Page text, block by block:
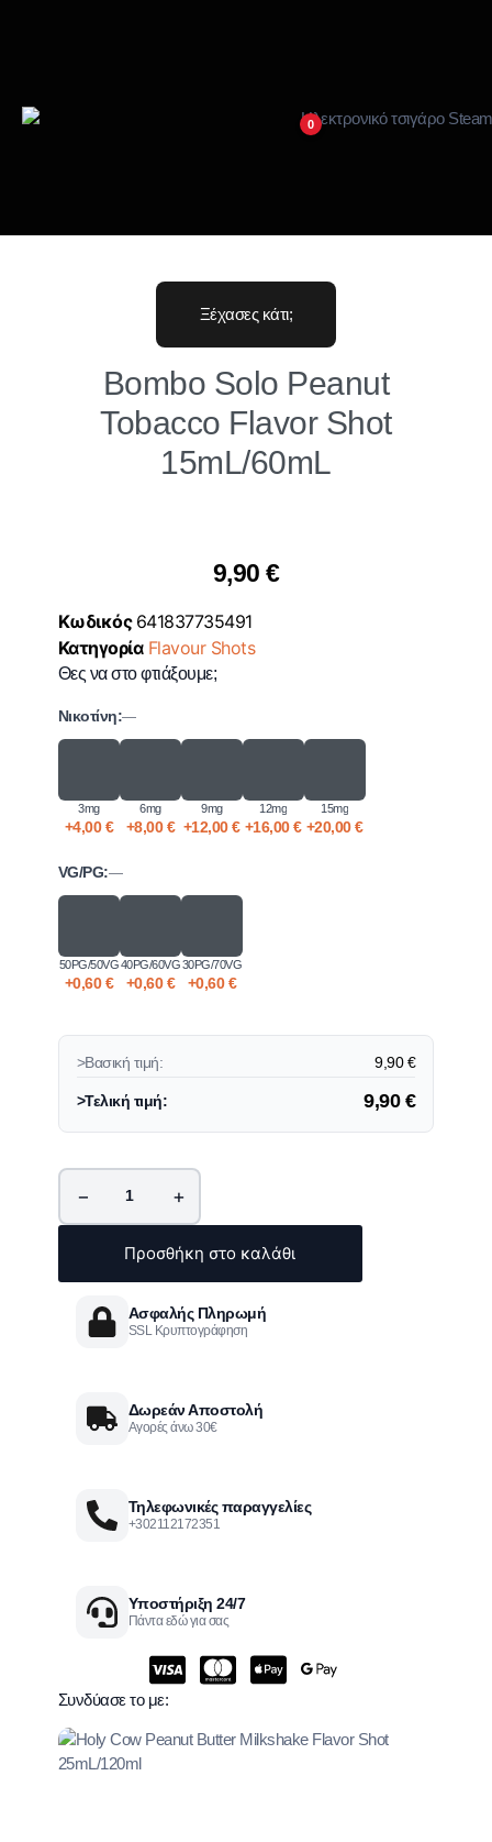
0
Ξέχασες κάτι;
Bombo Solo Peanut
Tobacco Flavor Shot
15mL/60mL
9,90 €
Κωδικός 641837735491
Κατηγορία Flavour Shots
Θες να στο φτιάξουμε;
Νικοτίνη:—
3mg
+4,00€
6mg
+8,00€
9mg
+12,00€
12mg
+16,00€
15mg
+20,00€
VG/PG:—
50PG/50VG
+0,60€
40PG/60VG
+0,60€
30PG/70VG
+0,60€
>Βασική τιμή: 9,90€
>Τελική τιμή: 9,90 €
− +
Προσθήκη στο καλάθι
Ασφαλής Πληρωμή
SSL Κρυπτογράφηση
Δωρεάν Αποστολή
Αγορές άνω 30€
Τηλεφωνικές παραγγελίες
+302112172351
Υποστήριξη 24/7
Πάντα εδώ για σας
Συνδύασε το με: